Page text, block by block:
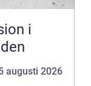
augusti 2026